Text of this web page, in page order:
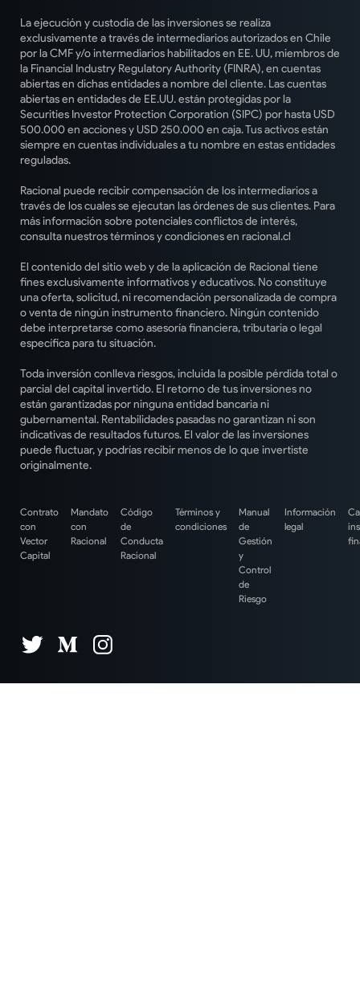
La ejecución y custodia de las inversiones se realiza
exclusivamente a través de intermediarios autorizados en Chile
por la CMF y/o intermediarios habilitados en EE. UU, miembros de
la Financial Industry Regulatory Authority (FINRA), en cuentas
abiertas en dichas entidades a nombre del cliente. Las cuentas
abiertas en entidades de EE.UU. están protegidas por la
Securities Investor Protection Corporation (SIPC) por hasta USD
500.000 en acciones y USD 250.000 en caja. Tus activos están
siempre en cuentas individuales a tu nombre en estas entidades
reguladas.
Racional puede recibir compensación de los intermediarios a
través de los cuales se ejecutan las órdenes de sus clientes. Para
más información sobre potenciales conflictos de interés,
consulta nuestros términos y condiciones en racional.cl
El contenido del sitio web y de la aplicación de Racional tiene
fines exclusivamente informativos y educativos. No constituye
una oferta, solicitud, ni recomendación personalizada de compra
o venta de ningún instrumento financiero. Ningún contenido
debe interpretarse como asesoría financiera, tributaria o legal
específica para tu situación.
Toda inversión conlleva riesgos, incluida la posible pérdida total o
parcial del capital invertido. El retorno de tus inversiones no
están garantizadas por ninguna entidad bancaria ni
gubernamental. Rentabilidades pasadas no garantizan ni son
indicativas de resultados futuros. El valor de las inversiones
puede fluctuar, y podrías recibir menos de lo que invertiste
originalmente.
Contrato
con
Vector
Capital
Mandato
con
Racional
Código
de
Conducta
Racional
Términos y
condiciones
Manual
de
Gestión
y
Control
de
Riesgo
Información
legal